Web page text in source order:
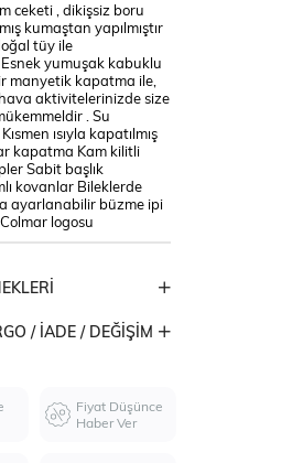
ceketi , dikişsiz boru
kumaştan yapılmıştır
tüy ile
yumuşak kabuklu
manyetik kapatma ile,
aktivitelerinizde size
. Su
ısıyla kapatılmış
kapatma Kam kilitli
Sabit başlık
kovanlar Bileklerde
ayarlanabilir büzme ipi
logosu
/ İADE / DEĞIŞIM
Fiyat Düşünce
Haber Ver